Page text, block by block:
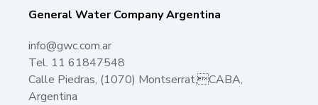
General Water Company Argentina
info@gwc.com.ar
Tel. 11 61847548
Calle Piedras, (1070) Montserrat,CABA,
Argentina